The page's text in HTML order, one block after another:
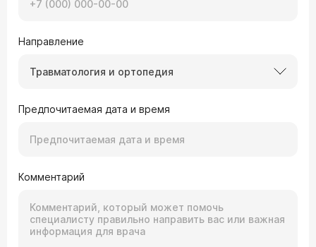
Направление
Травматология и ортопедия
Предпочитаемая дата и время
Комментарий